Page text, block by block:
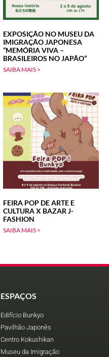
EXPOSIÇÃO NO MUSEU DA
IMIGRAÇÃO JAPONESA
“MEMÓRIA VIVA –
BRASILEIROS NO JAPÃO”
SAIBA MAIS >
FEIRA POP DE ARTE E
CULTURA X BAZAR J-
FASHION
SAIBA MAIS >
ESPAÇOS
Edifício Bunkyo
Pavilhão Japonês
Centro Kokushikan
Museu da Imigração